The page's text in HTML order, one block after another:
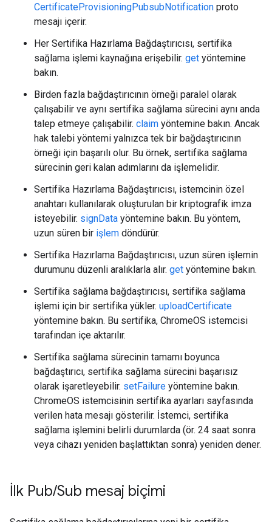
CertificateProvisioningPubsubNotification proto
mesajı içerir.
Her Sertifika Hazırlama Bağdaştırıcısı, sertifika
sağlama işlemi kaynağına erişebilir. get yöntemine
bakın.
Birden fazla bağdaştırıcının örneği paralel olarak
çalışabilir ve aynı sertifika sağlama sürecini aynı anda
talep etmeye çalışabilir. claim yöntemine bakın. Ancak
hak talebi yöntemi yalnızca tek bir bağdaştırıcının
örneği için başarılı olur. Bu örnek, sertifika sağlama
sürecinin geri kalan adımlarını da işlemelidir.
Sertifika Hazırlama Bağdaştırıcısı, istemcinin özel
anahtarı kullanılarak oluşturulan bir kriptografik imza
isteyebilir. signData yöntemine bakın. Bu yöntem,
uzun süren bir işlem döndürür.
Sertifika Hazırlama Bağdaştırıcısı, uzun süren işlemin
durumunu düzenli aralıklarla alır. get yöntemine bakın.
Sertifika sağlama bağdaştırıcısı, sertifika sağlama
işlemi için bir sertifika yükler. uploadCertificate
yöntemine bakın. Bu sertifika, ChromeOS istemcisi
tarafından içe aktarılır.
Sertifika sağlama sürecinin tamamı boyunca
bağdaştırıcı, sertifika sağlama sürecini başarısız
olarak işaretleyebilir. setFailure yöntemine bakın.
ChromeOS istemcisinin sertifika ayarları sayfasında
verilen hata mesajı gösterilir. İstemci, sertifika
sağlama işlemini belirli durumlarda (ör. 24 saat sonra
veya cihazı yeniden başlattıktan sonra) yeniden dener.
İlk Pub/Sub mesaj biçimi